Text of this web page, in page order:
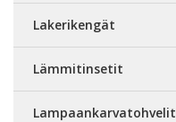
Lakerikengät
Lämmitinsetit
Lampaankarvatohvelit